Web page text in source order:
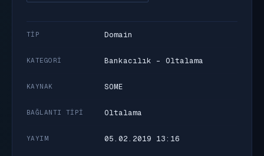
TIP Domain
KATEGORI Bankacılık - Oltalama
KAYNAK SOME
BAĞLANTI TIPI Oltalama
YAYIM 05.02.2019 13:16